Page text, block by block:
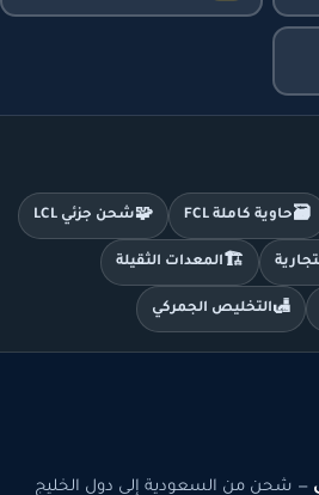
🗃️حاوية كاملة FCL 🧩شحن جزئي LCL
🏗️المعدات الثقيلة
🛃التخليص الجمركي
— شحن من السعودية إلى دول الخليج